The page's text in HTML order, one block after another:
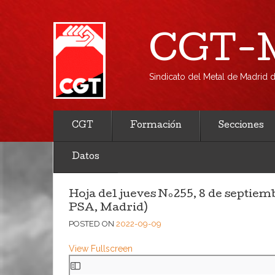
CGT-
Sindicato del Metal de Madrid
CGT Formación Secciones
Datos
Hoja del jueves Nº255, 8 de
PSA, Madrid)
POSTED ON 2022-09-09
View Fullscreen
Saltar
al